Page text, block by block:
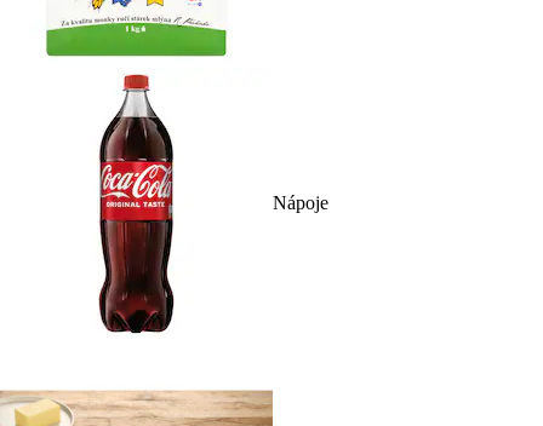
Nápoje